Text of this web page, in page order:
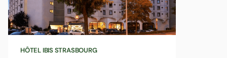
HÔTEL IBIS STRASBOURG